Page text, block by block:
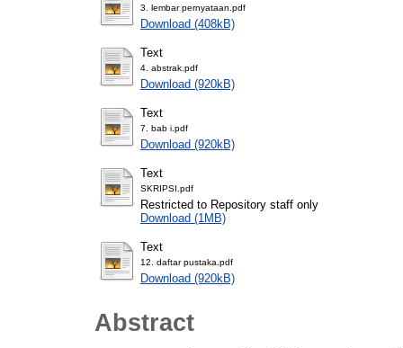
3. lembar pernyataan.pdf
Download (408kB)
Text
4. abstrak.pdf
Download (920kB)
Text
7. bab i.pdf
Download (920kB)
Text
SKRIPSI.pdf
Restricted to Repository staff only
Download (1MB)
Text
12. daftar pustaka.pdf
Download (920kB)
Abstract